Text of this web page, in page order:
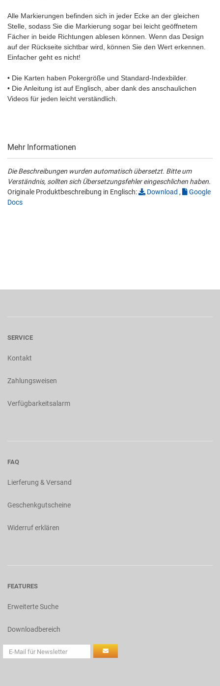
Alle Markierungen befinden sich in jeder Ecke an der gleichen
Stelle, sodass Sie die Markierung sogar bei leicht geöffnetem
Fächer in beide Richtungen ablesen können. Wenn das Design
auf der Rückseite sichtbar wird, können Sie den Wert erkennen.
Einfacher geht es nicht!
• Die Karten haben Pokergröße und Standard-Indexbilder.
• Die Anleitung ist auf Englisch, aber dank des anschaulichen
Videos für jeden leicht verständlich.
Mehr Informationen
Die Beschreibungen wurden automatisch übersetzt. Bitte um
Verständnis, sollten sich Übersetzungsfehler eingeschlichen haben.
Originale Produktbeschreibung in Englisch:
Download ,
Google
Docs
SERVICE
Kontakt
Zahlungsweisen
Verfügbarkeitsalarm
FAQ
Lierferung & Versand
Geschenkgutscheine
Widerruf erklären
FEATURES
Erweiterte Suche
Downloadbereich